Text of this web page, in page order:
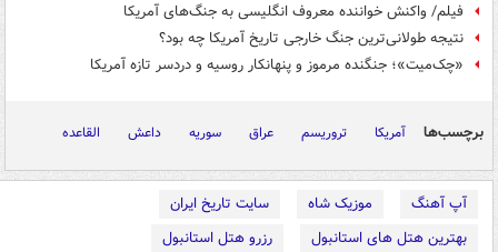
فیلم/ واکنش خواننده معروف انگلیسی به جنگ‌های آمریکا
نتیجه طولانی‌ترین جنگ خارجی تاریخ آمریکا چه بود؟
«چک‌میت»؛ جنگنده مرموز و پنهانکار روسیه و دردسر تازه آمریکا
برچسب‌ها آمریکا تروریسم عراق سوریه داعش القاعده
آپ آهنگ موزیک شاه
سایت تاریخ ایران
بهترین هتل های استانبول
رزرو هتل استانبول